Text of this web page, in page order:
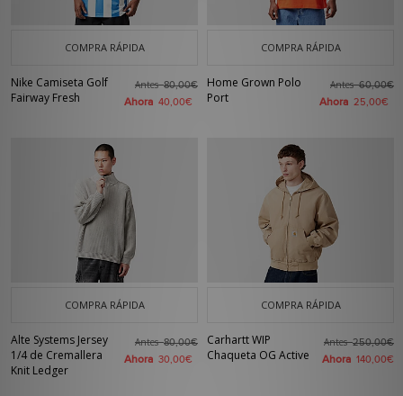
COMPRA RÁPIDA
Nike Camiseta Golf
Fairway Fresh
Antes80,00€
Ahora 40,00€
COMPRA RÁPIDA
Home Grown Polo
Port
Antes60,00€
Ahora 25,00€
COMPRA RÁPIDA
Alte Systems Jersey
1/4 de Cremallera
Knit Ledger
Antes80,00€
Ahora 30,00€
COMPRA RÁPIDA
Carhartt WIP
Chaqueta OG Active
Antes250,00€
Ahora 140,00€